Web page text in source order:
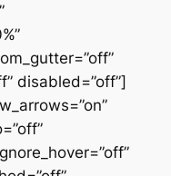
disabled=”off”]